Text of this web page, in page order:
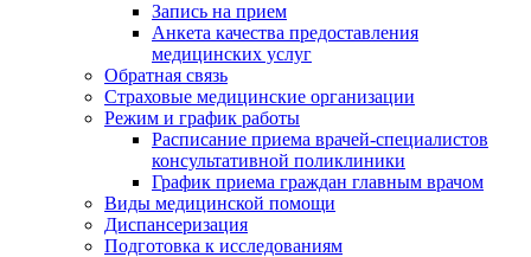
Запись на прием
Анкета качества предоставления
медицинских услуг
Обратная связь
Страховые медицинские организации
Режим и график работы
Расписание приема врачей-специалистов
консультативной поликлиники
График приема граждан главным врачом
Виды медицинской помощи
Диспансеризация
Подготовка к исследованиям